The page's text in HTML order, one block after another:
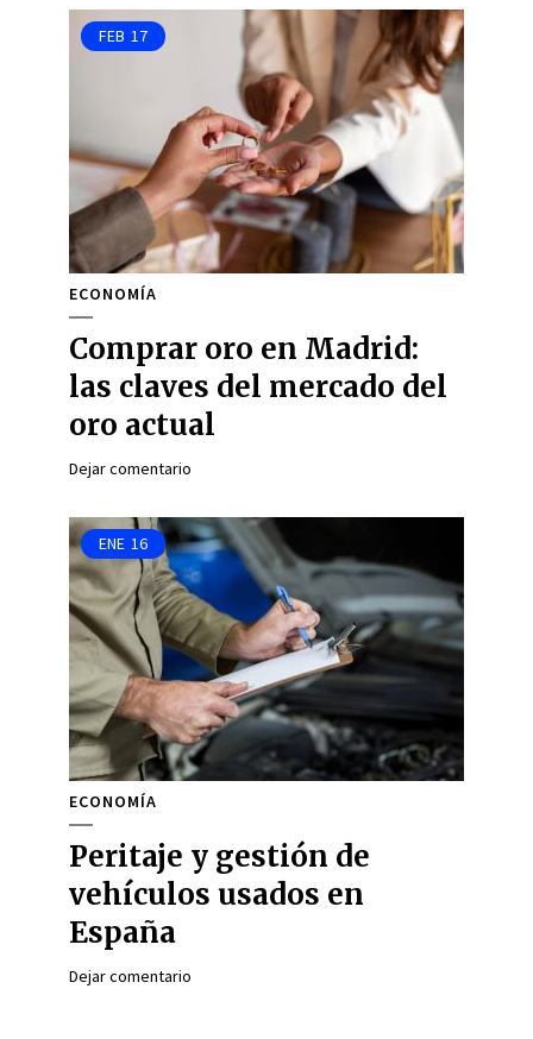
FEB 17
ECONOMÍA
Comprar oro en Madrid:
las claves del mercado del
oro actual
Dejar comentario
ENE 16
ECONOMÍA
Peritaje y gestión de
vehículos usados en
España
Dejar comentario